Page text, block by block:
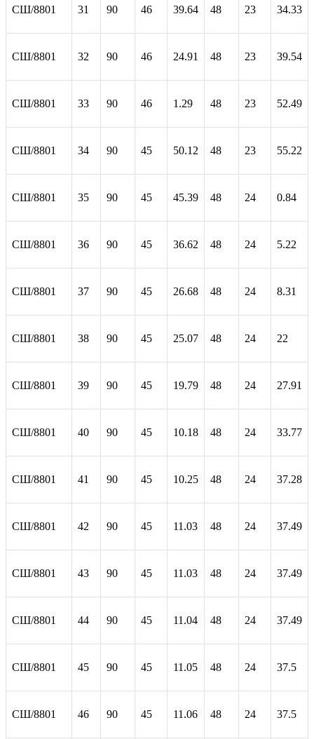
СШ/8801 31 90 46 39.64 48 23 34.33
СШ/8801 32 90 46 24.91 48 23 39.54
СШ/8801 33 90 46 1.29 48 23 52.49
СШ/8801 34 90 45 50.12 48 23 55.22
СШ/8801 35 90 45 45.39 48 24 0.84
СШ/8801 36 90 45 36.62 48 24 5.22
СШ/8801 37 90 45 26.68 48 24 8.31
СШ/8801 38 90 45 25.07 48 24 22
СШ/8801 39 90 45 19.79 48 24 27.91
СШ/8801 40 90 45 10.18 48 24 33.77
СШ/8801 41 90 45 10.25 48 24 37.28
СШ/8801 42 90 45 11.03 48 24 37.49
СШ/8801 43 90 45 11.03 48 24 37.49
СШ/8801 44 90 45 11.04 48 24 37.49
СШ/8801 45 90 45 11.05 48 24 37.5
СШ/8801 46 90 45 11.06 48 24 37.5